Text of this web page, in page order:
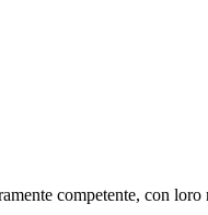
competente, con loro